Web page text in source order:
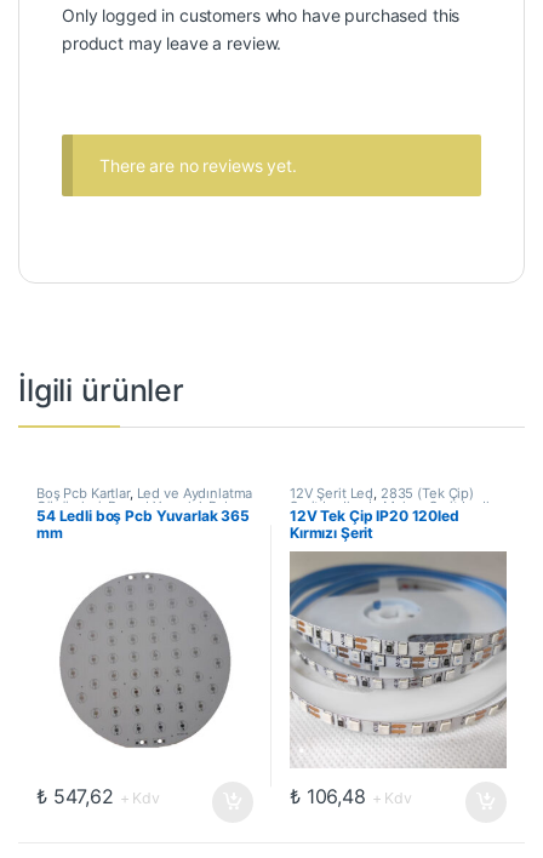
Only logged in customers who have purchased this
product may leave a review.
There are no reviews yet.
İlgili ürünler
Boş Pcb Kartlar, Led ve Aydınlatma
Çözümleri Raund Yuvarlak Pcb
54 Ledli boş Pcb Yuvarlak 365
mm
₺547,62 + Kdv
12V Şerit Led, 2835 (Tek Çip)
Şerit Ledler, İç Mekan Şerit Ledler
Led ve Aydınlatma Çözümleri
Şerit Led
12V Tek Çip IP20 120led
Kırmızı Şerit
₺106,48 + Kdv